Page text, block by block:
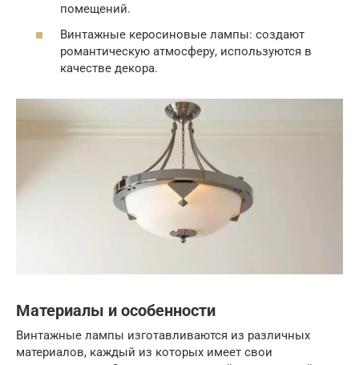
помещений.
Винтажные керосиновые лампы: создают
романтическую атмосферу, используются в
качестве декора.
Материалы и особенности
Винтажные лампы изготавливаются из различных
материалов, каждый из которых имеет свои